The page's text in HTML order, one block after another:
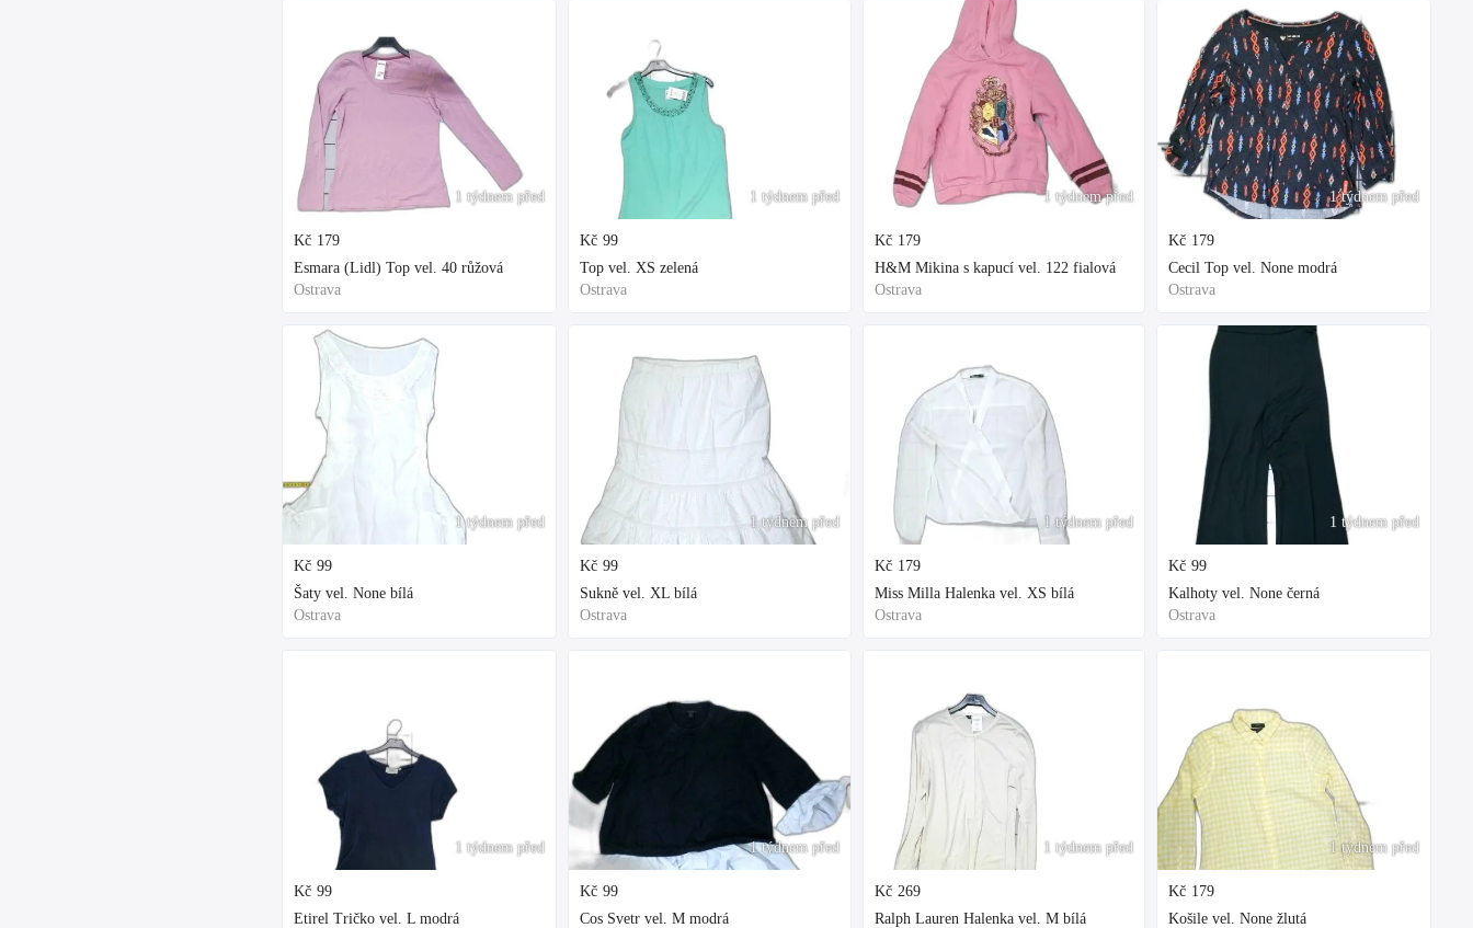
1 týdnem před
Kč 179
Esmara (Lidl) Top vel. 40 růžová
Ostrava
1 týdnem před
Kč 99
Šaty vel. None bílá
Ostrava
1 týdnem před
Kč 99
Etirel Tričko vel. L modrá
1 týdnem před
Kč 99
Top vel. XS zelená
Ostrava
1 týdnem před
Kč 99
Sukně vel. XL bílá
Ostrava
1 týdnem před
Kč 99
Cos Svetr vel. M modrá
1 týdnem před
Kč 179
H&M Mikina s kapucí vel. 122 fialová
Ostrava
1 týdnem před
Kč 179
Miss Milla Halenka vel. XS bílá
Ostrava
1 týdnem před
Kč 269
Ralph Lauren Halenka vel. M bílá
1 týdnem před
Kč 179
Cecil Top vel. None modrá
Ostrava
1 týdnem před
Kč 99
Kalhoty vel. None černá
Ostrava
1 týdnem před
Kč 179
Košile vel. None žlutá